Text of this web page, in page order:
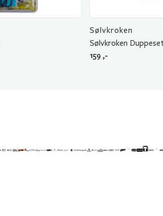
Sølvkroken
Sølvkroken
159 ,-